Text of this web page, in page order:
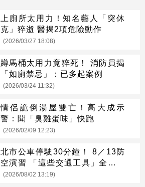
上廁所太用力！知名藝人「突休
克」猝逝 醫揭2項危險動作
(2026/03/27 18:08)
蹲馬桶太用力竟猝死！ 消防員揭
「如廁禁忌」：已多起案例
(2026/03/24 11:32)
情侶詭倒湯屋雙亡！高大成示
警：聞「臭雞蛋味」快跑
(2026/02/09 12:23)
北市公車停駛30分鐘！ 8／13防
空演習 「這些交通工具」全面管
制
(2026/08/02 13:19)